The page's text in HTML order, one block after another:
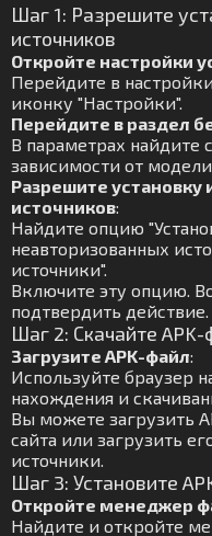
Шаг 1: Разрешите
источников
Откройте настройки
Перейдите в
иконку "Настройки".
Перейдите в раздел
В параметрах найдите
зависимости от
Разрешите установку
источников:
Найдите опцию
неавторизованных
источники".
Включите эту опцию.
подтвердить действие.
Шаг 2: Скачайте APK-
Загрузите APK-файл:
Используйте браузер
нахождения и
Вы можете загрузить
сайта или загрузить
источники.
Шаг 3: Установите
Откройте менеджер
Найдите и откройте